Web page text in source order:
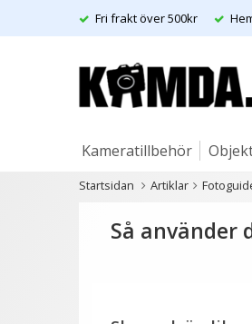
Fri frakt över 500kr
Kameratillbehör
Artiklar
Startsidan Artiklar
Så använder